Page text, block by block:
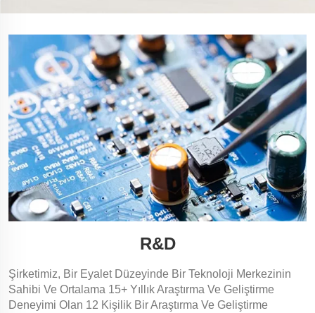
R&D
Şirketimiz, Bir Eyalet Düzeyinde Bir Teknoloji Merkezinin
Sahibi Ve Ortalama 15+ Yıllık Araştırma Ve Geliştirme
Deneyimi Olan 12 Kişilik Bir Araştırma Ve Geliştirme